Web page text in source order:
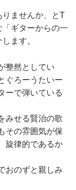
ませんか、とT
ギターからの一
ます。
整然としてい
ぐろーうたいー
ーで弾いている
みせる賢治の歌
その雰囲気が保
旋律的であるか
おのずと親しみ